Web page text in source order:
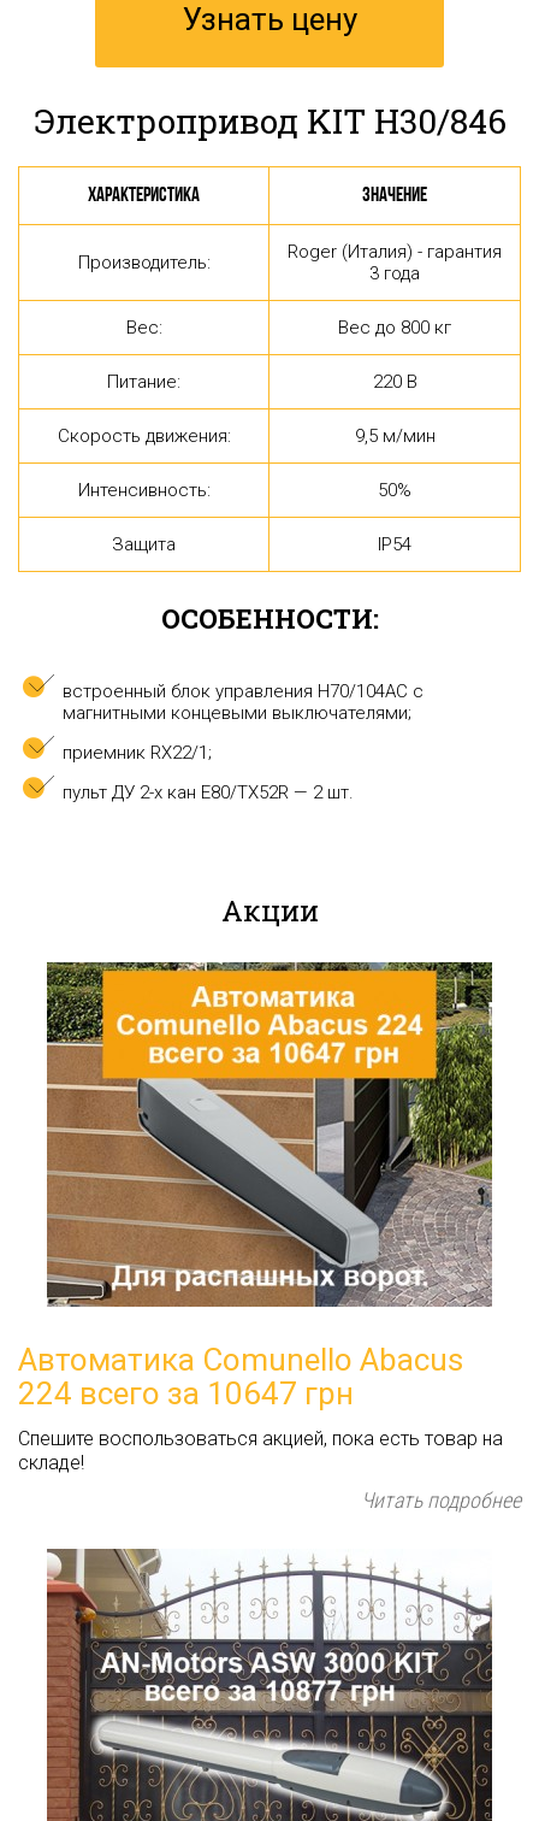
Узнать цену
Электропривод KIT H30/846
Характеристика Значение
Производитель:
Roger (Италия) - гарантия
3 года
Вес: Вес до 800 кг
Питание: 220 В
Скорость движения: 9,5 м/мин
Интенсивность: 50%
Защита IP54
ОСОБЕННОСТИ:
встроенный блок управления H70/104AC с
магнитными концевыми выключателями;
приемник RX22/1;
пульт ДУ 2-х кан Е80/ТХ52R — 2 шт.
Акции
Автоматика Comunello Abacus
224 всего за 10647 грн
Спешите воспользоваться акцией, пока есть товар на
складе!
Читать подробнее